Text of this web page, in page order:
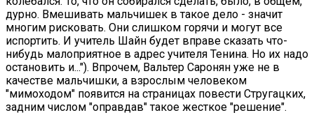
дурно. Вмешивать мальчишек в такое дело - значит
многим рисковать. Они слишком горячи и могут все
испортить. И учитель Шайн будет вправе сказать что-
нибудь малоприятное в адрес учителя Тенина. Но их надо
остановить и..."). Впрочем, Вальтер Саронян уже не в
качестве мальчишки, а взрослым человеком
"мимоходом" появится на страницах повести Стругацких,
задним числом "оправдав" такое жесткое "решение".